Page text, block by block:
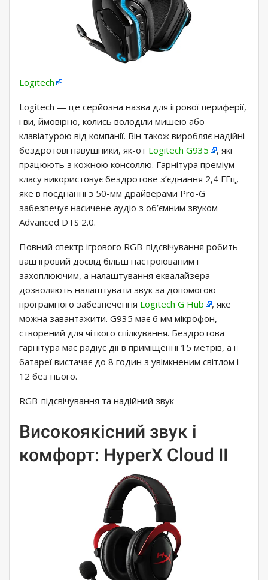
Logitech
Logitech — це серйозна назва для ігрової периферії,
і ви, ймовірно, колись володіли мишею або
клавіатурою від компанії. Він також виробляє надійні
бездротові навушники, як-от Logitech G935
, які
працюють з кожною консоллю. Гарнітура преміум-
класу використовує бездротове з’єднання 2,4 ГГц,
яке в поєднанні з 50-мм драйверами Pro-G
забезпечує насичене аудіо з об’ємним звуком
Advanced DTS 2.0.
Повний спектр ігрового RGB-підсвічування робить
ваш ігровий досвід більш настроюваним і
захоплюючим, а налаштування еквалайзера
дозволяють налаштувати звук за допомогою
програмного забезпечення Logitech G Hub
, яке
можна завантажити. G935 має 6 мм мікрофон,
створений для чіткого спілкування. Бездротова
гарнітура має радіус дії в приміщенні 15 метрів, а її
батареї вистачає до 8 годин з увімкненим світлом і
12 без нього.
RGB-підсвічування та надійний звук
Високоякісний звук і
комфорт: HyperX Cloud II